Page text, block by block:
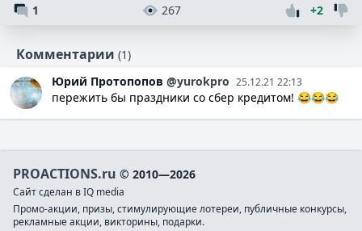
1 267 +2
Комментарии (1)
Юрий Протопопов @yurokpro 25.12.21 22:13
пережить бы праздники со сбер кредитом! 😂😂😂
PROACTIONS.ru © 2010—2026
Сайт сделан в IQ media
Промо-акции, призы, стимулирующие лотереи, публичные конкурсы,
рекламные акции, викторины, подарки.